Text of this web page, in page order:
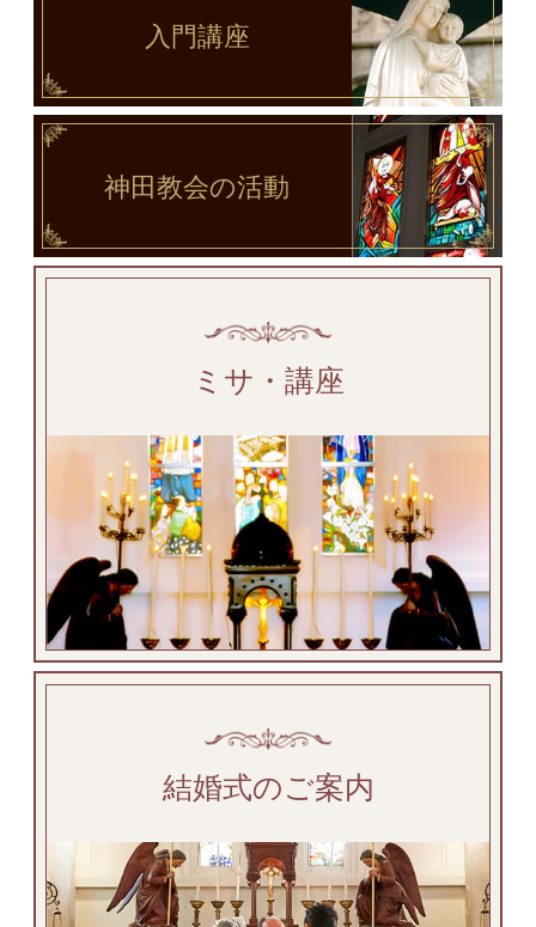
入門講座
神田教会の活動
ミサ・講座
結婚式のご案内